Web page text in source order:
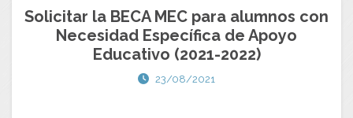
Solicitar la BECA MEC para alumnos con
Necesidad Específica de Apoyo
Educativo (2021-2022)
23/08/2021